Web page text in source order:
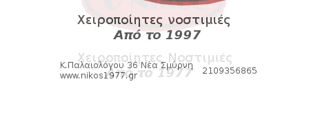
Ξεκινά η ελεύθερη διάθεση των εισιτηρίων
διαρκείας του βόλεϊ...
ΠΟΛΟ